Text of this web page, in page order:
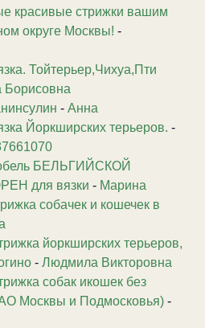
красивые стрижки вашим
округе Москвы! -
Тойтерьер,Чихуа,Пти
Борисовна
- Анна
Йоркширских терьеров. -
БЕЛЬГИЙСКОЙ
для вязки - Марина
собачек и кошечек в
йоркширских терьеров,
- Людмила Викторовна
собак икошек без
Москвы и Подмосковья) -